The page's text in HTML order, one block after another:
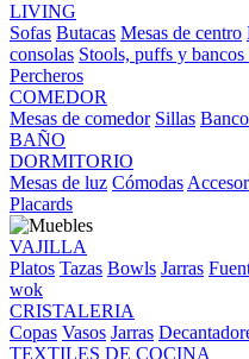
LIVING
Sofas Butacas Mesas de centro
consolas Stools, puffs y bancos
Percheros
COMEDOR
Mesas de comedor Sillas
BAÑO
DORMITORIO
Mesas de luz Cómodas
Placards
VAJILLA
Platos Tazas Bowls Jarras
wok
CRISTALERIA
Copas Vasos Jarras
TEXTILES DE COCINA